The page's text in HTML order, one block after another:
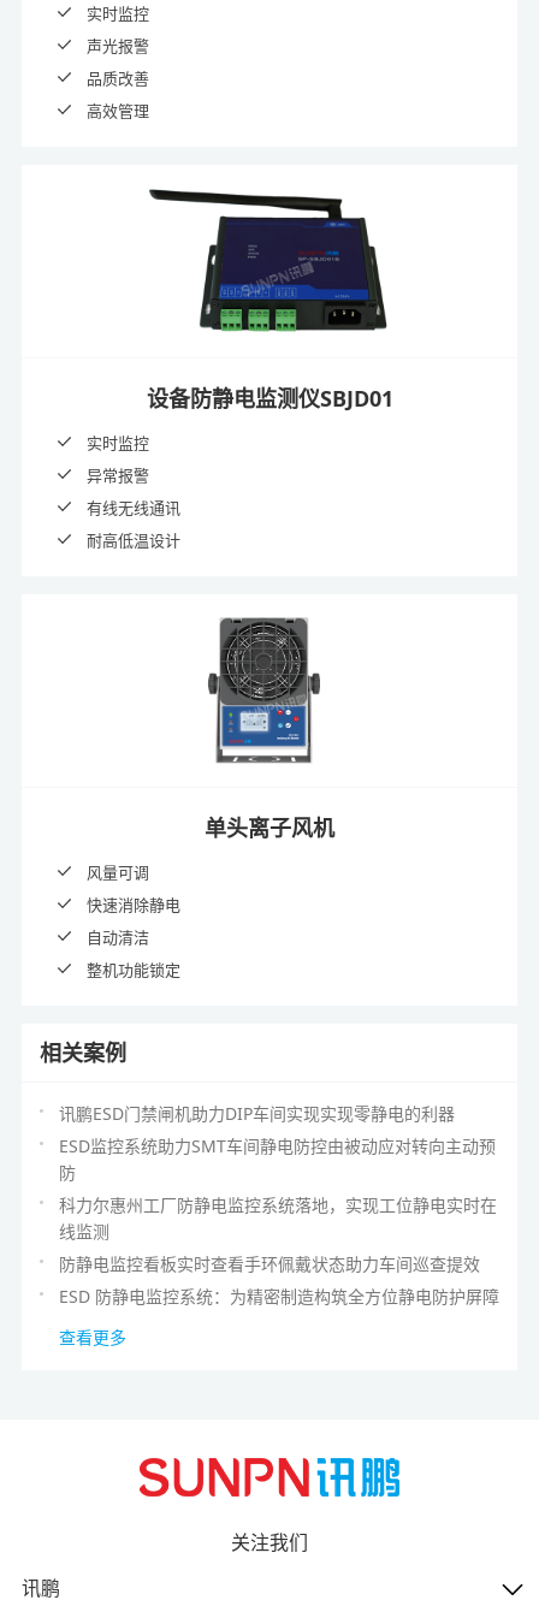
实时监控
声光报警
品质改善
高效管理
设备防静电监测仪SBJD01
实时监控
异常报警
有线无线通讯
耐高低温设计
单头离子风机
风量可调
快速消除静电
自动清洁
整机功能锁定
相关案例
讯鹏ESD门禁闸机助力DIP车间实现实现零静电的利器
ESD监控系统助力SMT车间静电防控由被动应对转向主动预
防
科力尔惠州工厂防静电监控系统落地，实现工位静电实时在
线监测
防静电监控看板实时查看手环佩戴状态助力车间巡查提效
ESD 防静电监控系统：为精密制造构筑全方位静电防护屏障
查看更多
关注我们
讯鹏